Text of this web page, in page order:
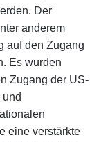
Der
anderem
auf den Zugang
Es wurden
Zugang der US-
eine verstärkte